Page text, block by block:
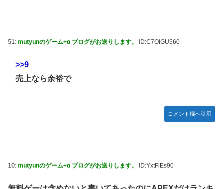
【画像あり】ロピアのパワー全開おにぎり「444円」がコチ
ラｗｗｗｗｗ
賀喜遥香 ｢さくちゃんはちいかわ｣ 遠藤さくら ｢かっきーは
51: mutyunのゲーム+α ブログがお送りします。 ID:C7OlGU560
>>9
売上なら余裕で
コメント欄へ引用
10: mutyunのゲーム+α ブログがお送りします。 ID:YxtFlEs90